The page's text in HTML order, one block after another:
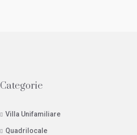
Categorie
Villa Unifamiliare
Quadrilocale